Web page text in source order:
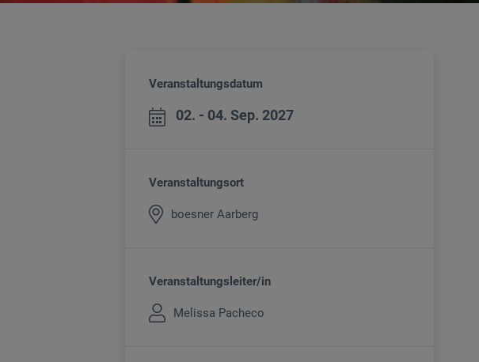
Veranstaltungsdatum
02. - 04. Sep. 2027
Veranstaltungsort
boesner Aarberg
Veranstaltungsleiter/in
Melissa Pacheco